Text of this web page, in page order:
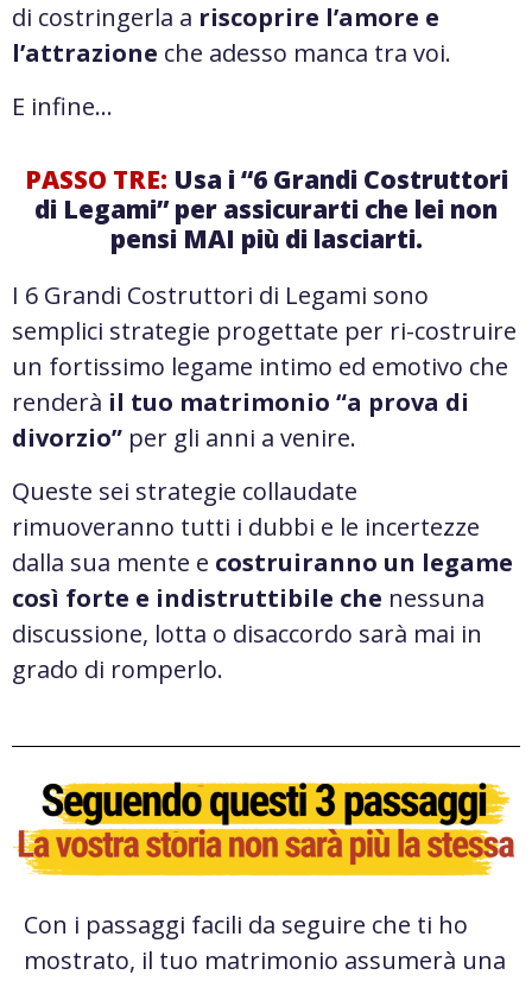
di costringerla a riscoprire l’amore e
l’attrazione che adesso manca tra voi.
E infine…
PASSO TRE: Usa i “6 Grandi Costruttori
di Legami” per assicurarti che lei non
pensi MAI più di lasciarti.
I 6 Grandi Costruttori di Legami sono
semplici strategie progettate per ri-costruire
un fortissimo legame intimo ed emotivo che
renderà il tuo matrimonio “a prova di
divorzio” per gli anni a venire.
Queste sei strategie collaudate
rimuoveranno tutti i dubbi e le incertezze
dalla sua mente e costruiranno un legame
così forte e indistruttibile che nessuna
discussione, lotta o disaccordo sarà mai in
grado di romperlo.
Con i passaggi facili da seguire che ti ho
mostrato, il tuo matrimonio assumerà una